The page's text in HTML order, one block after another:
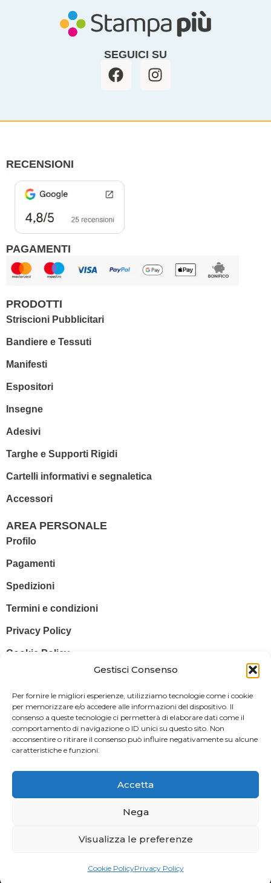
Gestisci Consenso
Per fornire le migliori esperienze, utilizziamo tecnologie come i cookie
per memorizzare e/o accedere alle informazioni del dispositivo. Il
consenso a queste tecnologie ci permetterà di elaborare dati come il
comportamento di navigazione o ID unici su questo sito. Non
acconsentire o ritirare il consenso può influire negativamente su alcune
caratteristiche e funzioni.
Accetta
Nega
Visualizza le preferenze
Cookie PolicyPrivacy Policy
SEGUICI SU
F
a
b
I
n
a
RECENSIONI
PAGAMENTI
PRODOTTI
Striscioni Pubblicitari
Bandiere e Tessuti
Manifesti
Espositori
Insegne
Adesivi
Targhe e Supporti Rigidi
Cartelli informativi e segnaletica
Accessori
AREA PERSONALE
Profilo
Pagamenti
Spedizioni
Termini e condizioni
Privacy Policy
Cookie Policy
Legale: Via Silvio Pellico, 43 97015 MODICA (RG) – P. IVA: IT
01470350883
Powered ByIl Brandificio
Registro nazionale degli aiuti di Stato di cui all’art. 52 della L. 234/2012
in modo da adempiere all’obbligo informativo relativo ai contributi
concorrenza – art. 1, commi 125 – 129), successivamente modificata
dal Decreto Legge 34/2019.